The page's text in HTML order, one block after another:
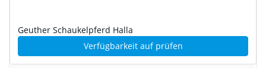
Geuther Schaukelpferd Halla
Verfügbarkeit auf prüfen